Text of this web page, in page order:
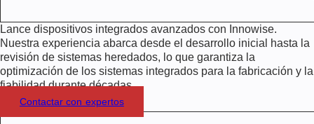
Lance dispositivos integrados avanzados con Innowise.
Nuestra experiencia abarca desde el desarrollo inicial hasta la
revisión de sistemas heredados, lo que garantiza la
optimización de los sistemas integrados para la fabricación y la
fiabilidad durante décadas.
Contactar con expertos